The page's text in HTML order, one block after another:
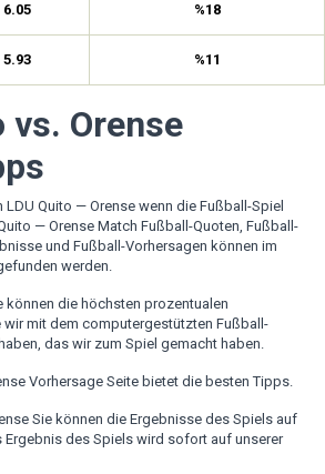
6.05 %18
5.93 %11
vs. Orense
Quito — Orense wenn die Fußball-Spiel
— Orense Match Fußball-Quoten, Fußball-
und Fußball-Vorhersagen können im
werden.
können die höchsten prozentualen
mit dem computergestützten Fußball-
das wir zum Spiel gemacht haben.
Vorhersage Seite bietet die besten Tipps.
Sie können die Ergebnisse des Spiels auf
Ergebnis des Spiels wird sofort auf unserer